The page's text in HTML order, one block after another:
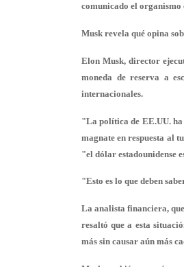
comunicado el
Musk revela qué opina
Elon Musk, director
moneda de reserva a
internacionales.
"La política de EE.UU. ha
magnate en respuesta al
"el dólar estadounidense
"Esto es lo que deben
La analista financiera,
resaltó que a esta
más sin causar aún más